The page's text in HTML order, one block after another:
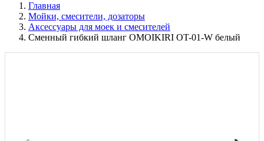
Главная
Мойки, смесители, дозаторы
Аксессуары для моек и смесителей
Сменный гибкий шланг OMOIKIRI OT-01-W белый